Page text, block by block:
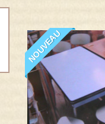
NOUVEAU